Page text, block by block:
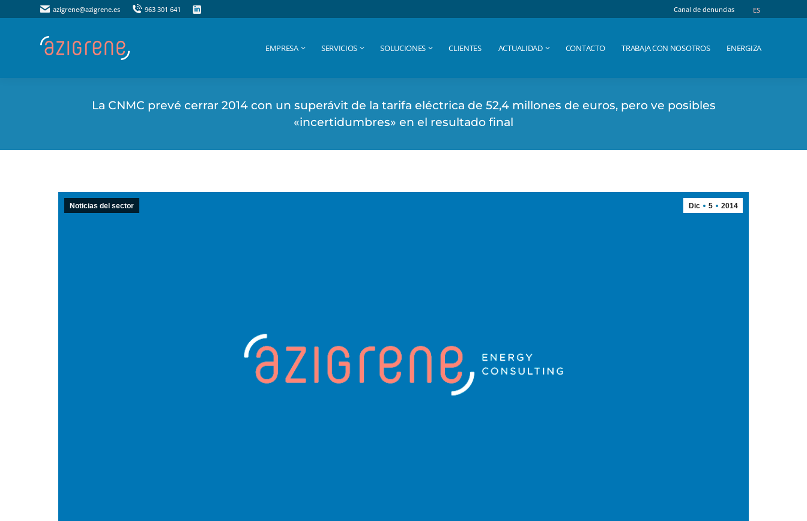
azigrene@azigrene.es 963 301 641 Canal de denuncias ES
EMPRESA SERVICIOS SOLUCIONES CLIENTES ACTUALIDAD CONTACTO TRABAJA CON NOSOTROS ENERGIZA
La CNMC prevé cerrar 2014 con un superávit de la tarifa eléctrica de 52,4 millones de euros, pero ve posibles
«incertidumbres» en el resultado final
Dic 5 2014
Noticias del sector
azigrene@azigrene.es 963 301 641 Canal de denuncias ES